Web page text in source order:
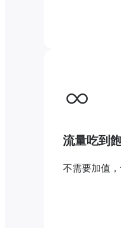
流量吃到
不需要加值